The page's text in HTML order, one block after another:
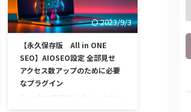
い人なんていないぐらい有名な
企業ですが、一体何が出来るの
か、他の同業他社と何が違うの
か分からない人も多いと思うの
で、超簡単に、分かりやすく説
明します。 お時間４分位、お付
き合いください♪ お名前ドット
コムで出来る事 その名前にもあ
2023/9/3
【永久保存版 All in ONE
SEO】AIOSEO設定 全部見せ
アクセス数アップのために必要
なプラグイン
Googleの設定がうまくいかなか